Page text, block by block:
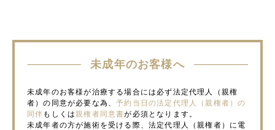
未成年のお客様へ
未成年のお客様が治療する場合には必ず法定代理人（親権
者）の同意が必要な為、予約当日の法定代理人（親権者）の
同伴 もしくは親権者同意書が必須となります。
未成年者の方が施術を受ける際、法定代理人（親権者）に電